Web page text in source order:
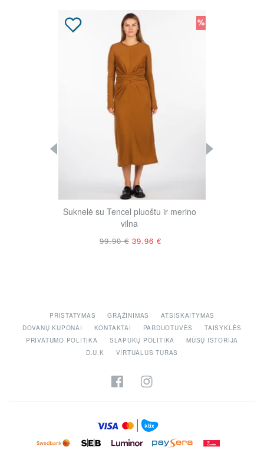
%
Suknelė su Tencel pluoštu ir merino
vilna
99.90 € 39.96 €
PRISTATYMAS GRĄŽINIMAS
ATSISKAITYMAS
DOVANŲ KUPONAI
KONTAKTAI PARDUOTUVĖS
TAISYKLĖS
PRIVATUMO POLITIKA
SLAPUKŲ POLITIKA
MŪSŲ ISTORIJA
D.U.K
VIRTUALUS TURAS